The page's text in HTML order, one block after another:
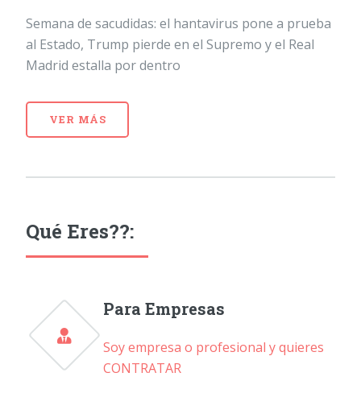
Semana de sacudidas: el hantavirus pone a prueba
al Estado, Trump pierde en el Supremo y el Real
Madrid estalla por dentro
VER MÁS
Qué Eres??:
Para Empresas
Soy empresa o profesional y quieres
CONTRATAR